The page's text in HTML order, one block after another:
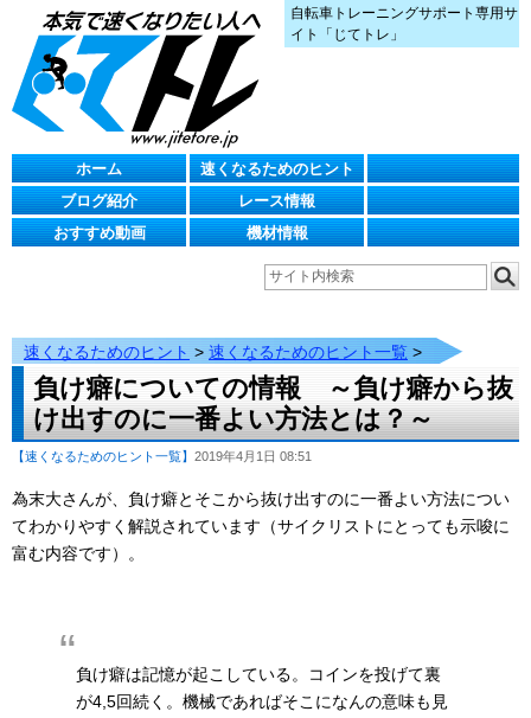
自転車トレーニングサポート専用サ
イト「じてトレ」
ホーム
速くなるためのヒント
ブログ紹介
レース情報
おすすめ動画
機材情報
速くなるためのヒント > 速くなるためのヒント一覧 >
負け癖についての情報 ～負け癖から抜
け出すのに一番よい方法とは？～
【速くなるためのヒント一覧】 2019年4月1日 08:51
為末大さんが、負け癖とそこから抜け出すのに一番よい方法につい
てわかりやすく解説されています（サイクリストにとっても示唆に
富む内容です）。
負け癖は記憶が起こしている。コインを投げて裏
が4,5回続く。機械であればそこになんの意味も見